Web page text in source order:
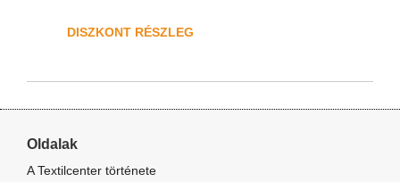
DISZKONT RÉSZLEG
Oldalak
A Textilcenter története